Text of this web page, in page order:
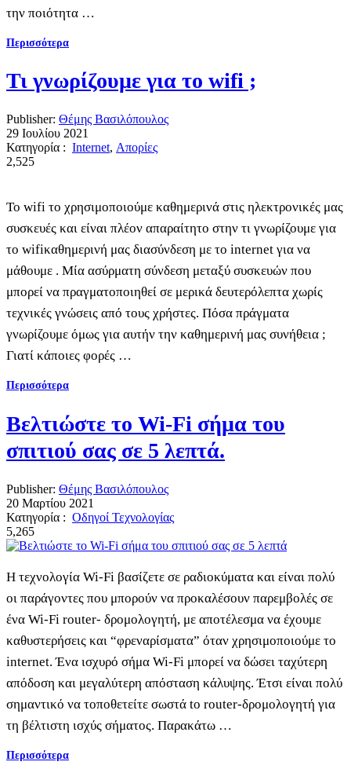
την ποιότητα …
Περισσότερα
Τι γνωρίζουμε για το wifi ;
Publisher: Θέμης Βασιλόπουλος
29 Ιουλίου 2021
Κατηγορία : Internet, Απορίες
2,525
Το wifi το χρησιμοποιούμε καθημερινά στις ηλεκτρονικές μας
συσκευές και είναι πλέον απαραίτητο στην τι γνωρίζουμε για
το wifiκαθημερινή μας διασύνδεση με το internet για να
μάθουμε . Μία ασύρματη σύνδεση μεταξύ συσκευών που
μπορεί να πραγματοποιηθεί σε μερικά δευτερόλεπτα χωρίς
τεχνικές γνώσεις από τους χρήστες. Πόσα πράγματα
γνωρίζουμε όμως για αυτήν την καθημερινή μας συνήθεια ;
Γιατί κάποιες φορές …
Περισσότερα
Βελτιώστε το Wi-Fi σήμα του
σπιτιού σας σε 5 λεπτά.
Publisher: Θέμης Βασιλόπουλος
20 Μαρτίου 2021
Κατηγορία : Οδηγοί Τεχνολογίας
5,265
Η τεχνολογία Wi-Fi βασίζετε σε ραδιοκύματα και είναι πολύ
οι παράγοντες που μπορούν να προκαλέσουν παρεμβολές σε
ένα Wi-Fi router- δρομολογητή, με αποτέλεσμα να έχουμε
καθυστερήσεις και “φρεναρίσματα” όταν χρησιμοποιούμε το
internet. Ένα ισχυρό σήμα Wi-Fi μπορεί να δώσει ταχύτερη
απόδοση και μεγαλύτερη απόσταση κάλυψης. Έτσι είναι πολύ
σημαντικό να τοποθετείτε σωστά tο router-δρομολογητή για
τη βέλτιστη ισχύς σήματος. Παρακάτω …
Περισσότερα